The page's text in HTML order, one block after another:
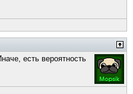
есть вероятность